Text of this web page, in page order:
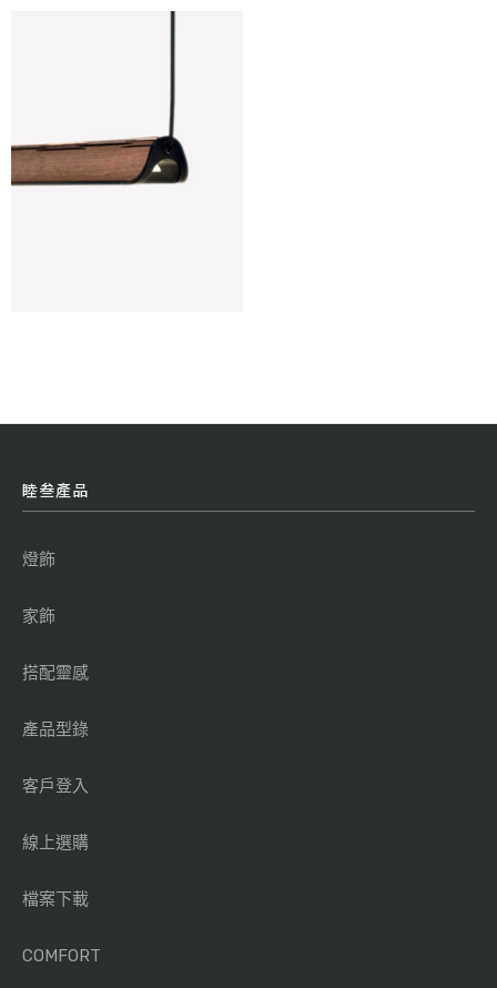
睦叁產品
燈飾
家飾
搭配靈感
產品型錄
客戶登入
線上選購
檔案下載
COMFORT